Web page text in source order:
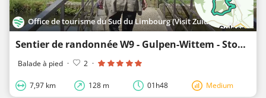
Office de tourisme du Sud du Limbourg (Visit Zuid-Limburg)
Sentier de randonnée W9 - Gulpen-Wittem - Stokhem
Balade à pied · 2 ·
7,97 km 128 m 01h48 Medium